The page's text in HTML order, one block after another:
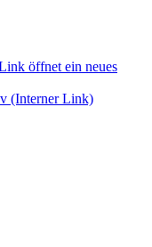
öffnet ein neues
(Interner Link)